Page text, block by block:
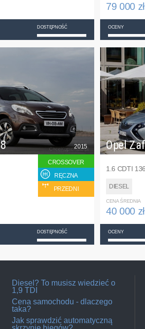
DOSTĘPNOŚĆ
79 000 zł
OCENY
2015
CROSSOVER
RĘCZNA
PRZEDNI
DOSTĘPNOŚĆ
Opel
1.6 CDTI
DIESEL
CENA ŚREDNIA
40 000 zł
OCENY
Diesel? To musisz wiedzieć o
1,9 TDI
Cena samochodu - dlaczego
taka?
Jak sprawdzić automatyczną